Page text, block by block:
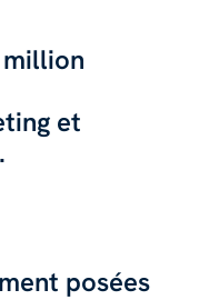
et
posées